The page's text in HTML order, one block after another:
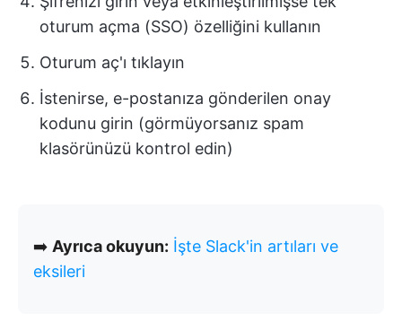
oturum açma (SSO) özelliğini kullanın
Oturum aç'ı tıklayın
İstenirse, e-postanıza gönderilen onay
kodunu girin (görmüyorsanız spam
klasörünüzü kontrol edin)
➡️ Ayrıca okuyun: İşte Slack'in artıları ve
eksileri